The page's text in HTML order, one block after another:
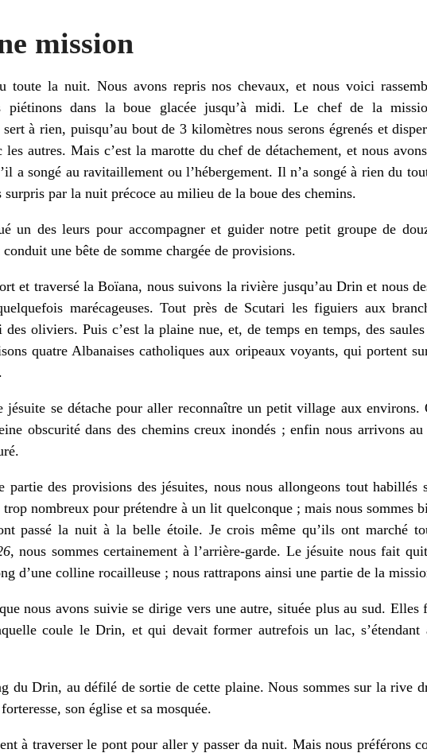
mission
la nuit. Nous avons repris nos chevaux, et nous voici
piétinons dans la boue glacée jusqu’à midi. Le chef de la
à rien, puisqu’au bout de 3 kilomètres nous serons égrenés et
les autres. Mais c’est la marotte du chef de détachement, et nous
a songé au ravitaillement ou l’hébergement. Il n’a songé à rien du
surpris par la nuit précoce au milieu de la boue des chemins.
un des leurs pour accompagner et guider notre petit groupe de
une bête de somme chargée de provisions.
et traversé la Boïana, nous suivons la rivière jusqu’au Drin et nous
marécageuses. Tout près de Scutari les figuiers aux
oliviers. Puis c’est la plaine nue, et, de temps en temps, des
quatre Albanaises catholiques aux oripeaux voyants, qui portent
se détache pour aller reconnaître un petit village aux environs.
obscurité dans des chemins creux inondés ; enfin nous arrivons
partie des provisions des jésuites, nous nous allongeons tout habillés
trop nombreux pour prétendre à un lit quelconque ; mais nous sommes
passé la nuit à la belle étoile. Je crois même qu’ils ont marché
, nous sommes certainement à l’arrière-garde. Le jésuite nous fait
d’une colline rocailleuse ; nous rattrapons ainsi une partie de la
nous avons suivie se dirige vers une autre, située plus au sud. Elles
coule le Drin, et qui devait former autrefois un lac, s’étendant
du Drin, au défilé de sortie de cette plaine. Nous sommes sur la rive
son église et sa mosquée.
à traverser le pont pour aller y passer da nuit. Mais nous préférons